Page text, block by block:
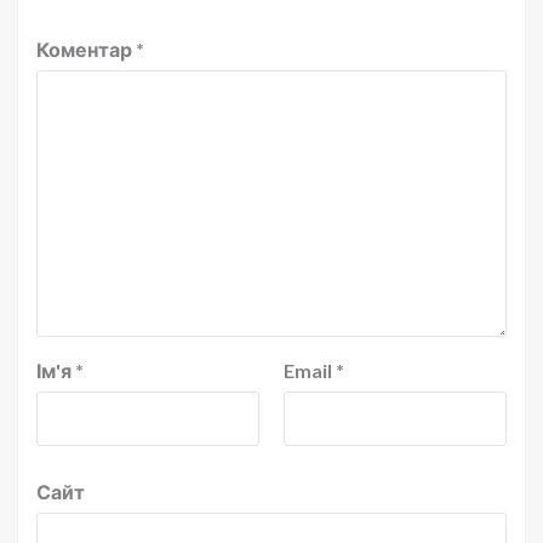
Коментар *
Ім'я * Email *
Сайт